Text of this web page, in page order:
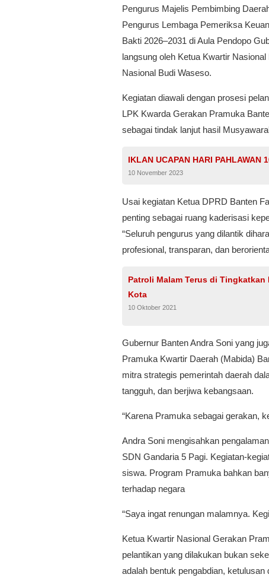
Pengurus Majelis Pembimbing
Pengurus Lembaga Pemeriksa
Bakti 2026–2031 di Aula Pendopo
langsung oleh Ketua Kwartir
Nasional Budi Waseso.
Kegiatan diawali dengan prosesi
LPK Kwarda Gerakan Pramuka
sebagai tindak lanjut hasil
IKLAN UCAPAN HARI PAHLAWAN
10 November 2023
Usai kegiatan Ketua DPRD Banten
penting sebagai ruang kaderisasi
“Seluruh pengurus yang dilantik
profesional, transparan, dan
Patroli Malam Terus di Tingkatkan
Kota
10 Oktober 2021
Gubernur Banten Andra Soni yang
Pramuka Kwartir Daerah (Mabida)
mitra strategis pemerintah daerah
tangguh, dan berjiwa kebangsaan.
“Karena Pramuka sebagai gerakan,
Andra Soni mengisahkan
SDN Gandaria 5 Pagi. Kegiatan-
siswa. Program Pramuka bahkan
terhadap negara
“Saya ingat renungan malamnya.
Ketua Kwartir Nasional Gerakan
pelantikan yang dilakukan bukan
adalah bentuk pengabdian,